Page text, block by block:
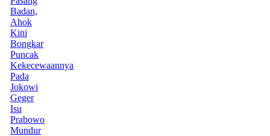
Badan,
Ahok
Kini
Bongkar
Puncak
Kekecewaannya
Pada
Jokowi
Geger
Isu
Prabowo
Mundur